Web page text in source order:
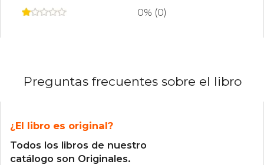
0% (0)
Preguntas frecuentes sobre el libro
¿El libro es original?
Todos los libros de nuestro
catálogo son Originales.